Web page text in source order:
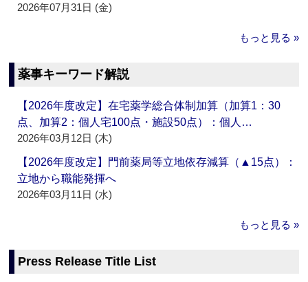
2026年07月31日 (金)
もっと見る »
薬事キーワード解説
【2026年度改定】在宅薬学総合体制加算（加算1：30
点、加算2：個人宅100点・施設50点）：個人…
2026年03月12日 (木)
【2026年度改定】門前薬局等立地依存減算（▲15点）：
立地から職能発揮へ
2026年03月11日 (水)
もっと見る »
Press Release Title List